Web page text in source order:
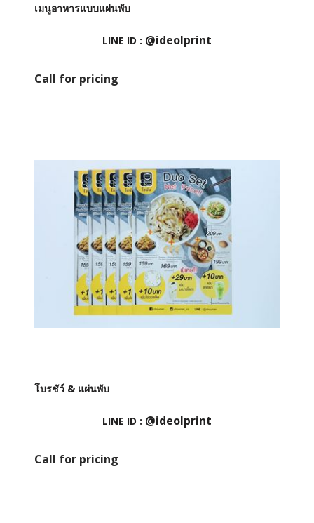
เมนูอาหารแบบแผ่นพับ
LINE ID : @ideolprint
Call for pricing
โบรชัว์ & แผ่นพับ
LINE ID : @ideolprint
Call for pricing